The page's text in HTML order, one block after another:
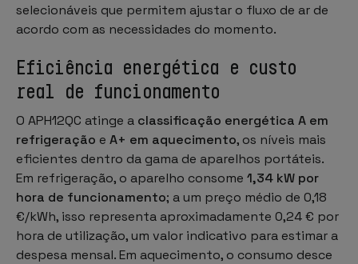
selecionáveis que permitem ajustar o fluxo de ar de
acordo com as necessidades do momento.
Eficiência energética e custo
real de funcionamento
O APH12QC atinge a classificação energética A em
refrigeração e A+ em aquecimento, os níveis mais
eficientes dentro da gama de aparelhos portáteis.
Em refrigeração, o aparelho consome 1,34 kW por
hora de funcionamento; a um preço médio de 0,18
€/kWh, isso representa aproximadamente 0,24 € por
hora de utilização, um valor indicativo para estimar a
despesa mensal. Em aquecimento, o consumo desce